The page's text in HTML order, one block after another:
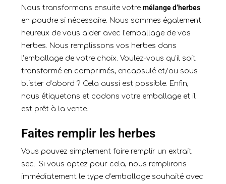
Nous transformons ensuite votre mélange d’herbes
en poudre si nécessaire. Nous sommes également
heureux de vous aider avec l’emballage de vos
herbes. Nous remplissons vos herbes dans
l’emballage de votre choix. Voulez-vous qu’il soit
transformé en comprimés, encapsulé et/ou sous
blister d’abord ? Cela aussi est possible. Enfin,
nous étiquetons et codons votre emballage et il
est prêt à la vente.
Faites remplir les herbes
Vous pouvez simplement faire remplir un extrait
sec.. Si vous optez pour cela, nous remplirons
immédiatement le type d’emballage souhaité avec